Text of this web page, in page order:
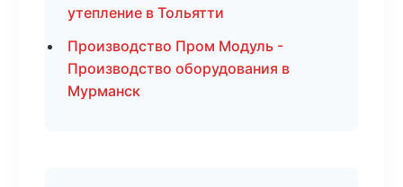
утепление в Тольятти
Производство Пром Модуль -
Производство оборудования в
Мурманск